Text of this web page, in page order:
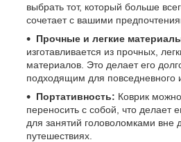
выбрать тот, который больше
сочетает с вашими
Прочные и легкие
изготавливается из прочных,
материалов. Это делает его
подходящим для повседневного
Портативность: Коврик
переносить с собой, что делает
для занятий головоломками вне
путешествиях.